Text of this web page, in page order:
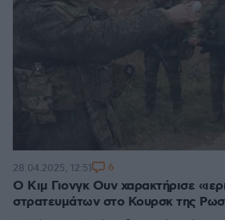
Ο Κιμ Γιονγκ Ουν χαρακτήρισε
στρατευμάτων στο Κουρσκ της
28.04.2025, 12:51 6